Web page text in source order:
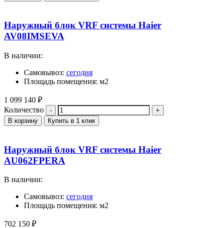
Наружный блок VRF системы Haier
AV08IMSEVA
В наличии:
Самовывоз: сегодня
Площадь помещения: м2
1 099 140 ₽
Количество
В корзину Купить в 1 клик
Наружный блок VRF системы Haier
AU062FPERA
В наличии:
Самовывоз: сегодня
Площадь помещения: м2
702 150 ₽